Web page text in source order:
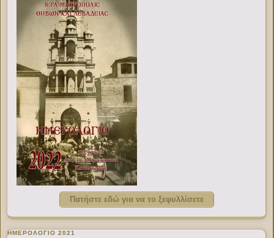
Πατήστε εδώ για να το ξεφυλλίσετε
ΗΜΕΡΟΛΟΓΙΟ 2021